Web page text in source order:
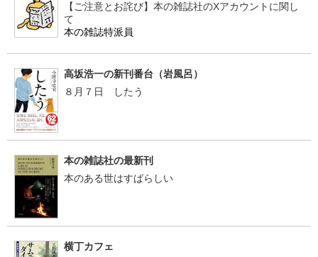
【ご注意とお詫び】本の雑誌社のXアカウントに関し
て
本の雑誌特派員
高坂浩一の新刊番台（岩風呂）
８月７日 したう
本の雑誌社の最新刊
本のある世はすばらしい
横丁カフェ